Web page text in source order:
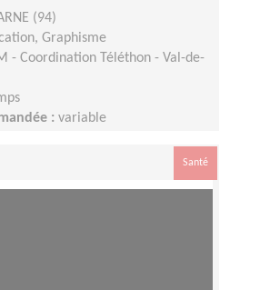
(94)
Graphisme
- Coordination Téléthon - Val-de-
: variable
Santé